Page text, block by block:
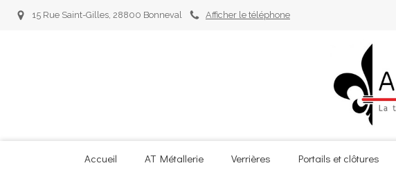
15 Rue Saint-Gilles, 28800 Bonneval Afficher le téléphone
Accueil AT Métallerie Verrières Portails et clôtures